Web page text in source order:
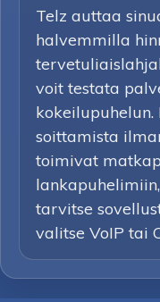
Telz auttaa
halvemmilla
voit testata
kokeilupuhelun.
soittamista
toimivat
tarvitse
valitse VoIP tai